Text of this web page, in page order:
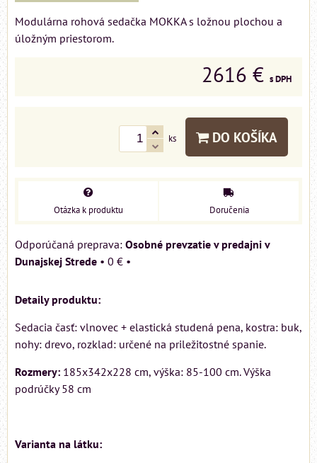
Modulárna rohová sedačka MOKKA s ložnou plochou a
úložným priestorom.
2616 € s DPH
ks DO KOŠÍKA
Otázka k produktu Doručenia
Osobné prevzatie v predajni v
Dunajskej Strede • 0 € •
Detaily produktu:
Sedacia časť: vlnovec + elastická studená pena, kostra: buk,
nohy: drevo, rozklad: určené na priležitostné spanie.
Rozmery: 185x342x228 cm, výška: 85-100 cm. Výška
podrúčky 58 cm
Varianta na látku: